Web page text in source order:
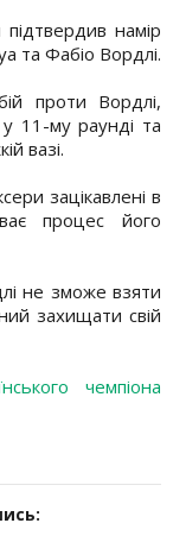
намір
та Фабіо Вордлі.
проти Вордлі,
11-му раунді та
вазі.
зацікавлені в
процес його
не зможе взяти
захищати свій
чемпіона